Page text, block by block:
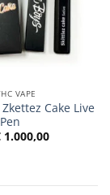
VAPE
Cake Live
1.000,00